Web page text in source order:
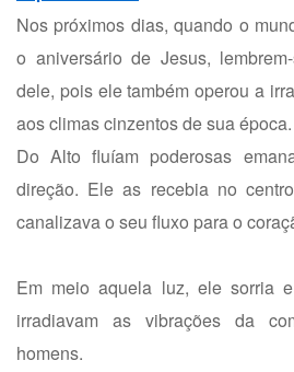
Nos próximos dias, quando o
o aniversário de Jesus,
dele, pois ele também operou a
aos climas cinzentos de sua época.
Do Alto fluíam poderosas
direção. Ele as recebia no
canalizava o seu fluxo para o
Em meio aquela luz, ele sorria
irradiavam as vibrações da
homens.